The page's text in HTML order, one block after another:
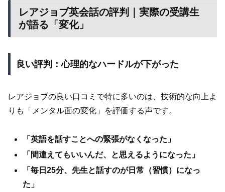
レアジョブ英会話の評判｜実際の受講生
が語る「変化」
良い評判：心理的なハードルが下がった
レアジョブの良い口コミで特に多いのは、技術的な向上よ
りも「メンタル面の変化」を評価する声です。
「英語を話すことへの緊張がなくなった」
「間違えてもいいんだ、と思えるようになった」
「毎日25分、先生と話すのが日常（習慣）になっ
た」